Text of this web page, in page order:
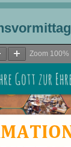
Zoom 100%